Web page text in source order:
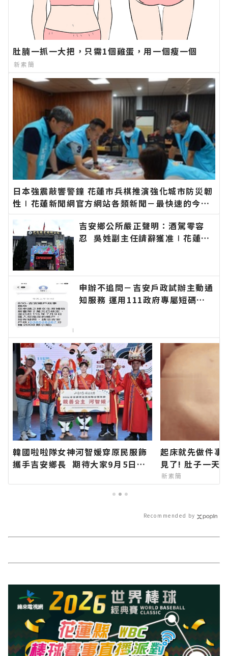
肚腩一抓一大把，只需1個雞蛋，用一個瘦一個
新素簡
日本強震敲響警鐘 花蓮市兵棋推演強化城市防災韌
性∣花蓮新聞網官方網站各類新聞－最快速的今日
新聞報導 最新的在地資訊！
吉安鄉公所嚴正聲明：酒駕零容
忍 吳姓副主任請辭獲准∣花蓮新
申辦不追問－吉安戶政試辦主動通
知服務 運用111政府專屬短碼簡
的今日新聞報導 最新的在地資
訊！
韓國啦啦隊女神河智媛穿原民服飾
攜手吉安鄉長 期待大家9月5日參
族聯合豐年節∣花蓮新聞網官方網
起床就先做件事
見了! 肚子一天
新素簡
Recommended by